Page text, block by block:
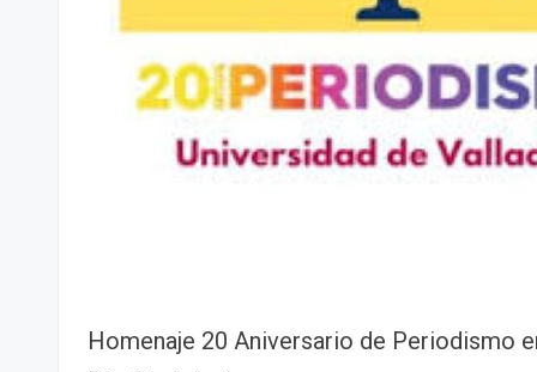
Homenaje 20 Aniversario de Periodismo